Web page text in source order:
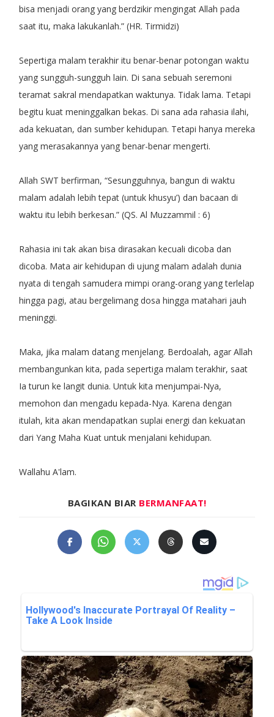
bisa menjadi orang yang berdzikir mengingat Allah pada
saat itu, maka lakukanlah.” (HR. Tirmidzi)
Sepertiga malam terakhir itu benar-benar potongan waktu
yang sungguh-sungguh lain. Di sana sebuah seremoni
teramat sakral mendapatkan waktunya. Tidak lama. Tetapi
begitu kuat meninggalkan bekas. Di sana ada rahasia ilahi,
ada kekuatan, dan sumber kehidupan. Tetapi hanya mereka
yang merasakannya yang benar-benar mengerti.
Allah SWT berfirman, “Sesungguhnya, bangun di waktu
malam adalah lebih tepat (untuk khusyu’) dan bacaan di
waktu itu lebih berkesan.” (QS. Al Muzzammil : 6)
Rahasia ini tak akan bisa dirasakan kecuali dicoba dan
dicoba. Mata air kehidupan di ujung malam adalah dunia
nyata di tengah samudera mimpi orang-orang yang terlelap
hingga pagi, atau bergelimang dosa hingga matahari jauh
meninggi.
Maka, jika malam datang menjelang. Berdoalah, agar Allah
membangunkan kita, pada sepertiga malam terakhir, saat
Ia turun ke langit dunia. Untuk kita menjumpai-Nya,
memohon dan mengadu kepada-Nya. Karena dengan
itulah, kita akan mendapatkan suplai energi dan kekuatan
dari Yang Maha Kuat untuk menjalani kehidupan.
Wallahu A'lam.
BAGIKAN BIAR BERMANFAAT!